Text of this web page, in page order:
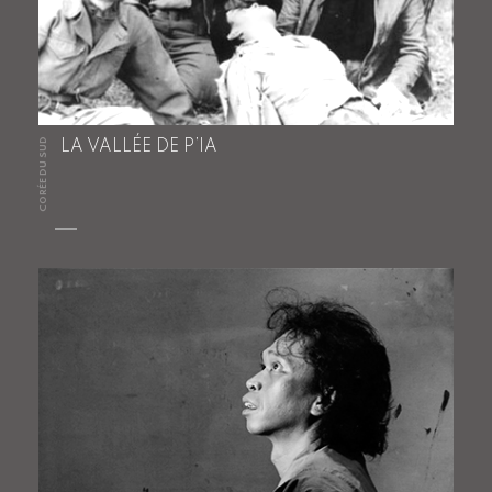
CORÉE DU SUD LA VALLÉE DE P’IA